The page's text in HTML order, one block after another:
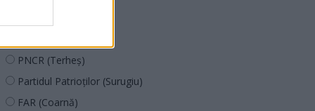
PNCR (Terheș)
Partidul Patrioților (Surugiu)
FAR (Coarnă)